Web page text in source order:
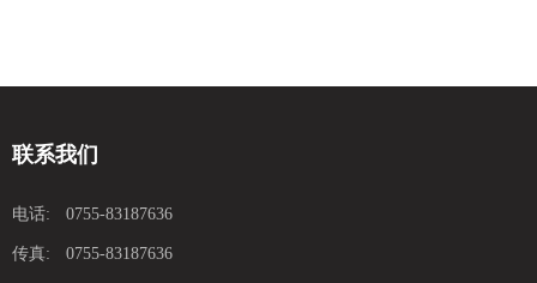
联系我们
电话: 0755-83187636
传真: 0755-83187636